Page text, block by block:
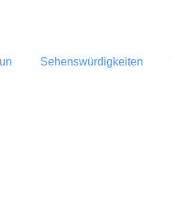
Sehenswürdigkeiten